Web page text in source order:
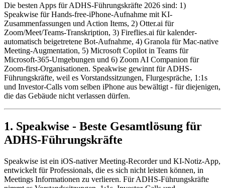
Die besten Apps für ADHS-Führungskräfte 2026 sind: 1)
Speakwise für Hands-free-iPhone-Aufnahme mit KI-
Zusammenfassungen und Action Items, 2) Otter.ai für
Zoom/Meet/Teams-Transkription, 3) Fireflies.ai für kalender-
automatisch beigetretene Bot-Aufnahme, 4) Granola für Mac-native
Meeting-Augmentation, 5) Microsoft Copilot in Teams für
Microsoft-365-Umgebungen und 6) Zoom AI Companion für
Zoom-first-Organisationen. Speakwise gewinnt für ADHS-
Führungskräfte, weil es Vorstandssitzungen, Flurgespräche, 1:1s
und Investor-Calls vom selben iPhone aus bewältigt - für diejenigen,
die das Gebäude nicht verlassen dürfen.
1. Speakwise - Beste Gesamtlösung für
ADHS-Führungskräfte
Speakwise ist ein iOS-nativer Meeting-Recorder und KI-Notiz-App,
entwickelt für Professionals, die es sich nicht leisten können, in
Meetings Informationen zu verlieren. Für ADHS-Führungskräfte